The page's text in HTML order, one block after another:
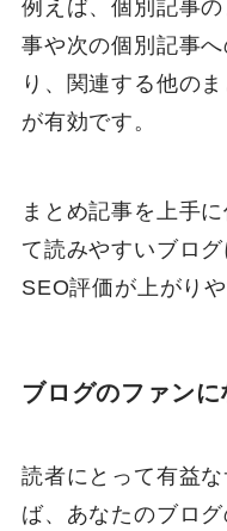
例えば、個別記事
事や次の個別記事
り、関連する他の
が有効です。
まとめ記事を上手
て読みやすいブロ
SEO評価が上がり
ブログのファン
読者にとって有益
ば、あなたのブロ